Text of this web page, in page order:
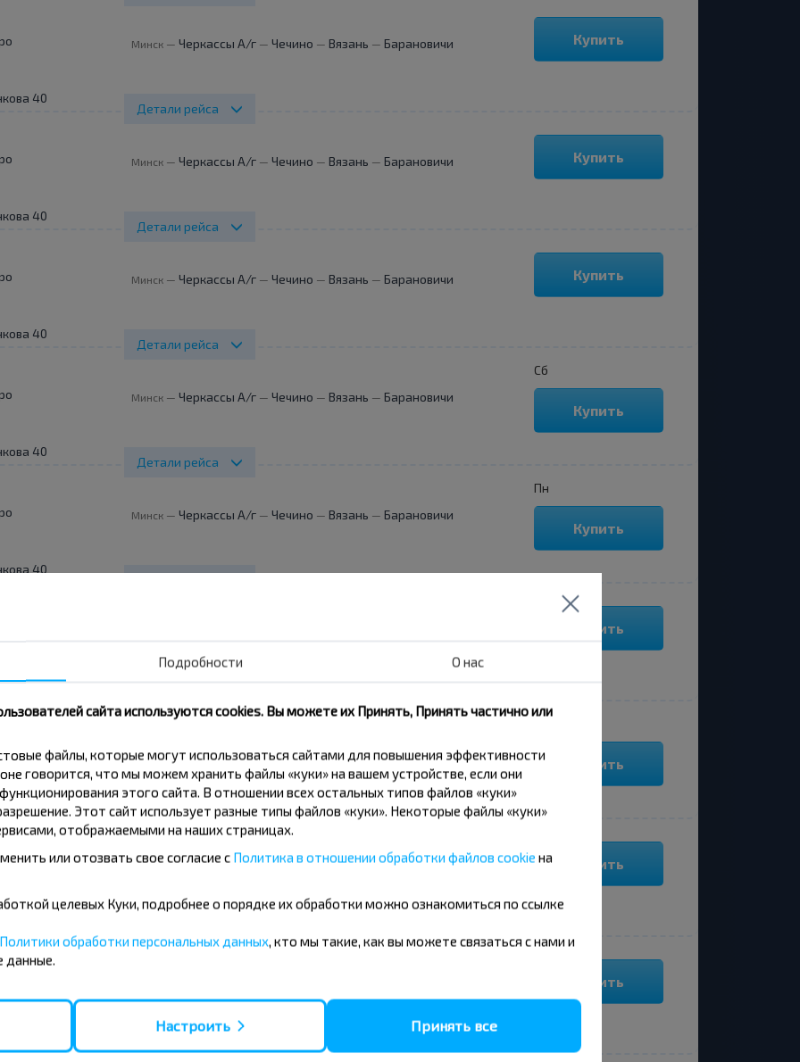
40
Минск— Черкассы А/г— Чечино — Вязань — Барановичи Купить
Детали рейса
40
Минск— Черкассы А/г— Чечино — Вязань — Барановичи Купить
Детали рейса
40
Минск— Черкассы А/г— Чечино — Вязань — Барановичи Купить
Детали рейса
40
Минск— Черкассы А/г— Чечино — Вязань — Барановичи
Сб
Купить
Детали рейса
40
Минск— Черкассы А/г— Чечино — Вязань — Барановичи
Пн
Купить
40
Купить
40
Минск—Черкассы А/г— Чечино—Вязань—Барановичи
Купить
Детали рейса
40
Черкассы А/г Чечино Вязань Барановичи Купить
Купить
Детали рейса
Подробности О нас
сайта используются cookies. Вы можете их Принять, Принять частично или
файлы, которые могут использоваться сайтами для повышения эффективности
говорится, что мы можем хранить файлы «куки» на вашем устройстве, если они
этого сайта. В отношении всех остальных типов файлов «куки»
Этот сайт использует разные типы файлов «куки». Некоторые файлы «куки»
отображаемыми на наших страницах.
или отозвать свое согласие с Политика в отношении обработки файлов cookie на
целевых Куки, подробнее о порядке их обработки можно ознакомиться по ссылке
Политики обработки персональных данных, кто мы такие, как вы можете связаться с нами и
данные.
Настроить Принять все